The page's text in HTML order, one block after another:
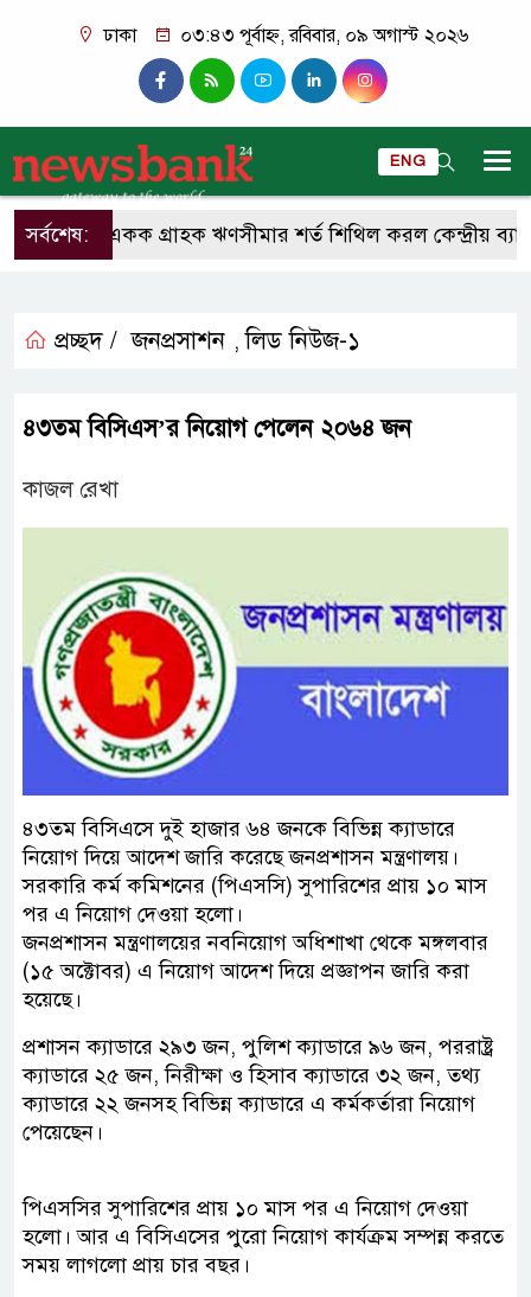
ঢাকা ০৩:৪৩ পূর্বাহ্ন, রবিবার, ০৯ অগাস্ট ২০২৬
ENG
সর্বশেষ:একক গ্রাহক ঋণসীমার শর্ত শিথিল করল কেন্দ্রীয় ব্যাংক
প্রচ্ছদ / জনপ্রসাশন ,লিড নিউজ-১
৪৩তম বিসিএস’র নিয়োগ পেলেন ২০৬৪ জন
কাজল রেখা
৪৩তম বিসিএসে দুই হাজার ৬৪ জনকে বিভিন্ন ক্যাডারে
নিয়োগ দিয়ে আদেশ জারি করেছে জনপ্রশাসন মন্ত্রণালয়।
সরকারি কর্ম কমিশনের (পিএসসি) সুপারিশের প্রায় ১০ মাস
পর এ নিয়োগ দেওয়া হলো।
জনপ্রশাসন মন্ত্রণালয়ের নবনিয়োগ অধিশাখা থেকে মঙ্গলবার
(১৫ অক্টোবর) এ নিয়োগ আদেশ দিয়ে প্রজ্ঞাপন জারি করা
হয়েছে।
প্রশাসন ক্যাডারে ২৯৩ জন, পুলিশ ক্যাডারে ৯৬ জন, পররাষ্ট্র
ক্যাডারে ২৫ জন, নিরীক্ষা ও হিসাব ক্যাডারে ৩২ জন, তথ্য
ক্যাডারে ২২ জনসহ বিভিন্ন ক্যাডারে এ কর্মকর্তারা নিয়োগ
পেয়েছেন।
পিএসসির সুপারিশের প্রায় ১০ মাস পর এ নিয়োগ দেওয়া
হলো। আর এ বিসিএসের পুরো নিয়োগ কার্যক্রম সম্পন্ন করতে
সময় লাগলো প্রায় চার বছর।